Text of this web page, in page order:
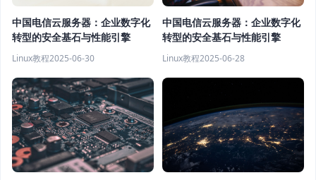
中国电信云服务器：企业数字化
转型的安全基石与性能引擎
Linux教程2025-06-30
中国电信云服务器：企业数字化
转型的安全基石与性能引擎
Linux教程2025-06-28